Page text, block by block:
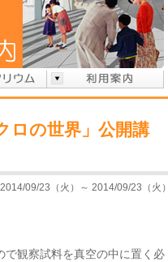
ロの世界」公開講
09/23（火）～ 2014/09/23（火）
で観察試料を真空の中に置く必